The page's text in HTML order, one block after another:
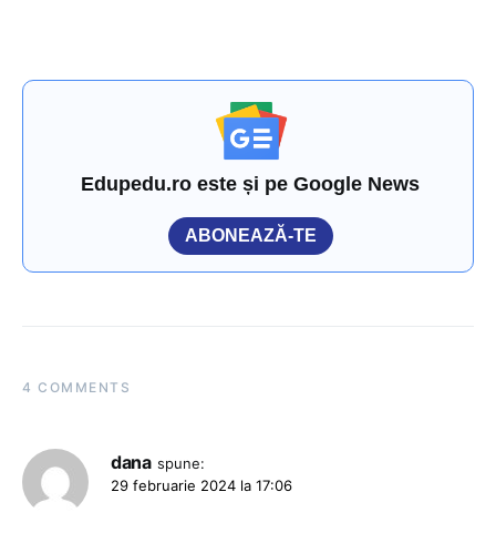
Edupedu.ro este și pe Google News
ABONEAZĂ-TE
4 COMMENTS
dana spune:
29 februarie 2024 la 17:06